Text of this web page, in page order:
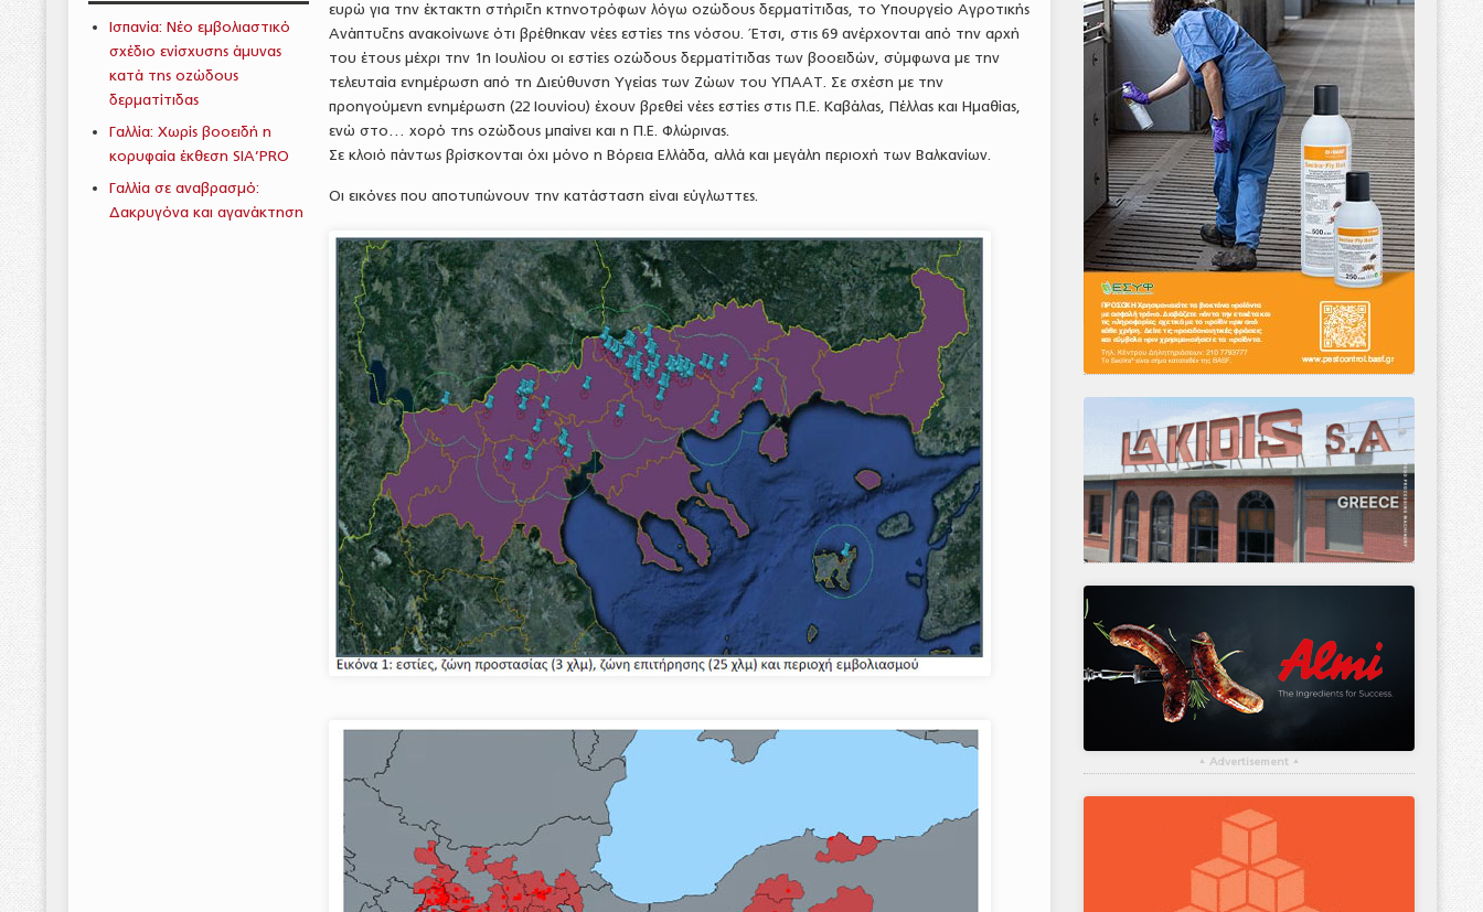
Ισπανία: Νέο εμβολιαστικό
σχέδιο ενίσχυσης άμυνας
κατά της οζώδους
δερματίτιδας
Γαλλία: Χωρίς βοοειδή η
κορυφαία έκθεση SIA’PRO
Γαλλία σε αναβρασμό:
Δακρυγόνα και αγανάκτηση
ευρώ για την έκτακτη στήριξη κτηνοτρόφων λόγω οζώδους δερματίτιδας, το Υπουργείο Αγροτικής
Ανάπτυξης ανακοίνωνε ότι βρέθηκαν νέες εστίες της νόσου. Έτσι, στις 69 ανέρχονται από την αρχή
του έτους μέχρι την 1η Ιουλίου οι εστίες οζώδους δερματίτιδας των βοοειδών, σύμφωνα με την
τελευταία ενημέρωση από τη Διεύθυνση Υγείας των Ζώων του ΥΠΑΑΤ. Σε σχέση με την
προηγούμενη ενημέρωση (22 Ιουνίου) έχουν βρεθεί νέες εστίες στις Π.Ε. Καβάλας, Πέλλας και Ημαθίας,
ενώ στο… χορό της οζώδους μπαίνει και η Π.Ε. Φλώρινας.
Σε κλοιό πάντως βρίσκονται όχι μόνο η Βόρεια Ελλάδα, αλλά και μεγάλη περιοχή των Βαλκανίων.
Οι εικόνες που αποτυπώνουν την κατάσταση είναι εύγλωττες.
▴ Advertisement ▴